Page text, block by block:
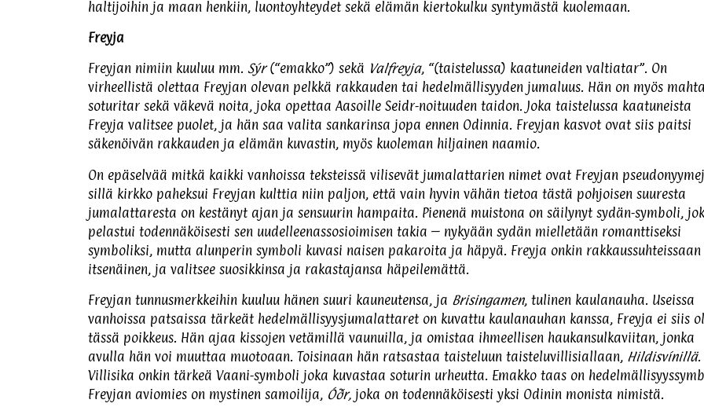
haltijoihin ja maan henkiin, luontoyhteydet sekä elämän kiertokulku syntymästä kuolemaan.
Freyja
Freyjan nimiin kuuluu mm. Sýr(“emakko”) sekä Valfreyja, “(taistelussa) kaatuneiden valtiatar”. On
virheellistä olettaa Freyjan olevan pelkkä rakkauden tai hedelmällisyyden jumaluus. Hän on myös
soturitar sekä väkevä noita, joka opettaa Aasoille Seidr-noituuden taidon. Joka taistelussa kaatuneista
Freyja valitsee puolet, ja hän saa valita sankarinsa jopa ennen Odinnia. Freyjan kasvot ovat siis paitsi
säkenöivän rakkauden ja elämän kuvastin, myös kuoleman hiljainen naamio.
On epäselvää mitkä kaikki vanhoissa teksteissä vilisevät jumalattarien nimet ovat Freyjan
sillä kirkko paheksui Freyjan kulttia niin paljon, että vain hyvin vähän tietoa tästä pohjoisen suuresta
jumalattaresta on kestänyt ajan ja sensuurin hampaita. Pienenä muistona on säilynyt sydän-symboli,
pelastui todennäköisesti sen uudelleenassosioimisen takia – nykyään sydän mielletään romanttiseksi
symboliksi, mutta alunperin symboli kuvasi naisen pakaroita ja häpyä. Freyja onkin rakkaussuhteissaan
itsenäinen, ja valitsee suosikkinsa ja rakastajansa häpeilemättä.
Freyjan tunnusmerkkeihin kuuluu hänen suuri kauneutensa, ja Brisingamen, tulinen kaulanauha. Useissa
vanhoissa patsaissa tärkeät hedelmällisyysjumalattaret on kuvattu kaulanauhan kanssa, Freyja ei siis
tässä poikkeus. Hän ajaa kissojen vetämillä vaunuilla, ja omistaa ihmeellisen haukansulkaviitan, jonka
avulla hän voi muuttaa muotoaan. Toisinaan hän ratsastaa taisteluun taisteluvillisiallaan, Hildisvínillä.
Villisika onkin tärkeä Vaani-symboli joka kuvastaa soturin urheutta. Emakko taas on
Freyjan aviomies on mystinen samoilija, Óðr, joka on todennäköisesti yksi Odinin monista nimistä.